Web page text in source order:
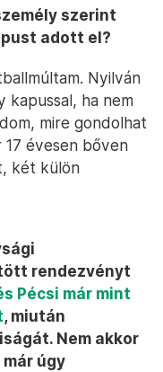
szerint
adott el?
Nyilván
kapussal, ha nem
mire gondolhat
évesen bőven
két külön
rendezvényt
Pécsi már mint
, miután
Nem akkor
úgy